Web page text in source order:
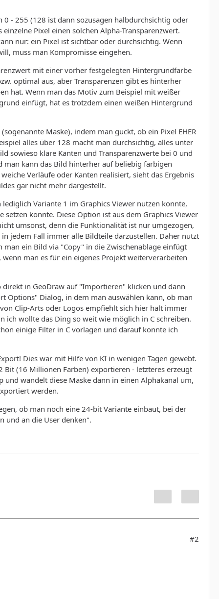
- 255 (128 ist dann sozusagen halbdurchsichtig oder
Pixel einen solchen Alpha-Transparenzwert.
nur: ein Pixel ist sichtbar oder durchsichtig. Wenn
muss man Kompromisse eingehen.
mit einer vorher festgelegten Hintergrundfarbe
optimal aus, aber Transparenzen gibt es hinterher
hat. Wenn man das Motiv zum Beispiel mit weißer
einfügt, hat es trotzdem einen weißen Hintergrund
Maske), indem man guckt, ob ein Pixel EHER
alles über 128 macht man durchsichtig, alles unter
sowieso klare Kanten und Transparenzwerte bei 0 und
man kann das Bild hinterher auf beliebig farbigen
Verläufe oder Kanten realisiert, sieht das Ergebnis
gar nicht mehr dargestellt.
Variante 1 im Graphics Viewer nutzen konnte,
konnte. Diese Option ist aus dem Graphics Viewer
umsonst, denn die Funktionalität ist nur umgezogen,
jedem Fall immer alle Bildteile darzustellen. Daher nutzt
ein Bild via "Copy" in die Zwischenablage einfügt
man es für ein eigenes Projekt weiterverarbeiten
direkt in GeoDraw auf "Importieren" klicken und dann
Options" Dialog, in dem man auswählen kann, ob man
Clip-Arts oder Logos empfiehlt sich hier halt immer
ich wollte das Ding so weit wie möglich in C schreiben.
einige Filter in C vorlagen und darauf konnte ich
Dies war mit Hilfe von KI in wenigen Tagen gewebt.
(16 Millionen Farben) exportieren - letzteres erzeugt
wandelt diese Maske dann in einen Alphakanal um,
werden.
ob man noch eine 24-bit Variante einbaut, bei der
und an die User denken".
#2